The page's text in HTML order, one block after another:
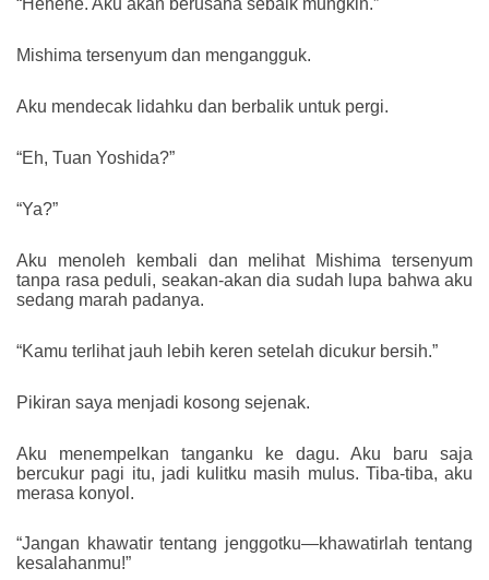
“Hehehe. Aku akan berusaha sebaik mungkin.”
Mishima tersenyum dan mengangguk.
Aku mendecak lidahku dan berbalik untuk pergi.
“Eh, Tuan Yoshida?”
“Ya?”
Aku menoleh kembali dan melihat Mishima tersenyum
tanpa rasa peduli, seakan-akan dia sudah lupa bahwa aku
sedang marah padanya.
“Kamu terlihat jauh lebih keren setelah dicukur bersih.”
Pikiran saya menjadi kosong sejenak.
Aku menempelkan tanganku ke dagu. Aku baru saja
bercukur pagi itu, jadi kulitku masih mulus. Tiba-tiba, aku
merasa konyol.
“Jangan khawatir tentang jenggotku—khawatirlah tentang
kesalahanmu!”